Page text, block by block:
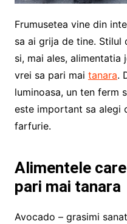
Frumusetea vine din
sa ai grija de tine. Stilul
si, mai ales, alimentatia
vrei sa pari mai tanara.
luminoasa, un ten ferm
este important sa alegi
farfurie.
Alimentele
pari mai tanara
Avocado – grasimi